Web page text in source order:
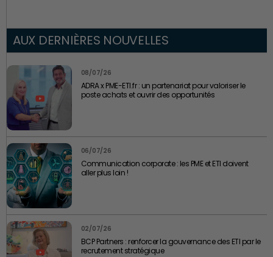
AUX DERNIÈRES NOUVELLES
08/07/26
ADRA x PME-ETI.fr : un partenariat pour valoriser le
poste achats et ouvrir des opportunités
06/07/26
Communication corporate : les PME et ETI doivent
aller plus loin !
02/07/26
BCP Partners : renforcer la gouvernance des ETI par le
recrutement stratégique